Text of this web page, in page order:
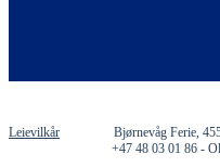
Leievilkår
Bjørnevåg Ferie,
+47 48 03 01 86 -